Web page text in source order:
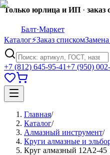
Только юрлица и ИП · заказ
Балт·Маркет
Каталог⚡Заказ списком
+7 (812) 645-95-41+7 (950)
Главная/
Каталог/
Алмазный инструмент/
Круги алмазные и
Круг алмазный 12А2-45